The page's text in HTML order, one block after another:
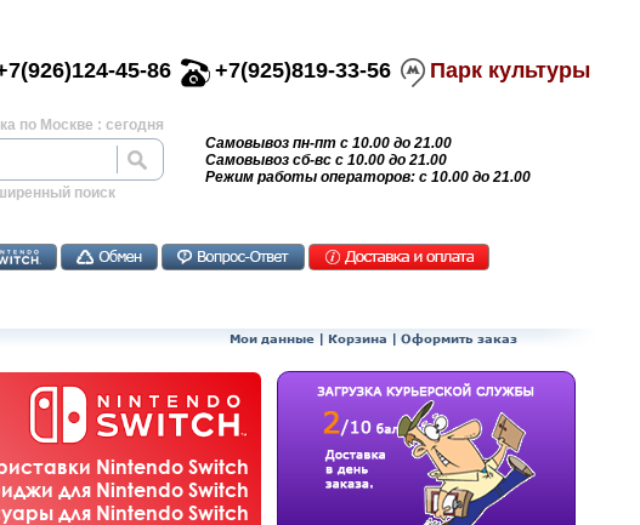
45-86 +7(925)819-33-56 Парк культуры
по Москве : сегодня
поиск
Самовывоз пн-пт с 10.00 до 21.00
Самовывоз сб-вс с 10.00 до 21.00
Режим работы операторов: с 10.00 до 21.00
Мои данные | Корзина | Оформить заказ
Nintendo Switch
для Nintendo Switch
для Nintendo Switch